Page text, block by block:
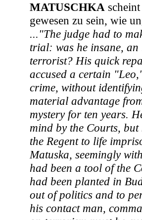
MATUSCHKA
gewesen zu sein, wie
..."The judge had to
trial: was he insane,
terrorist? His quick
accused a certain
crime, without
material advantage
mystery for ten years.
mind by the Courts, but
the Regent to life
Matuska, seemingly
had been a tool of the
had been planted in
out of politics and to
his contact man,